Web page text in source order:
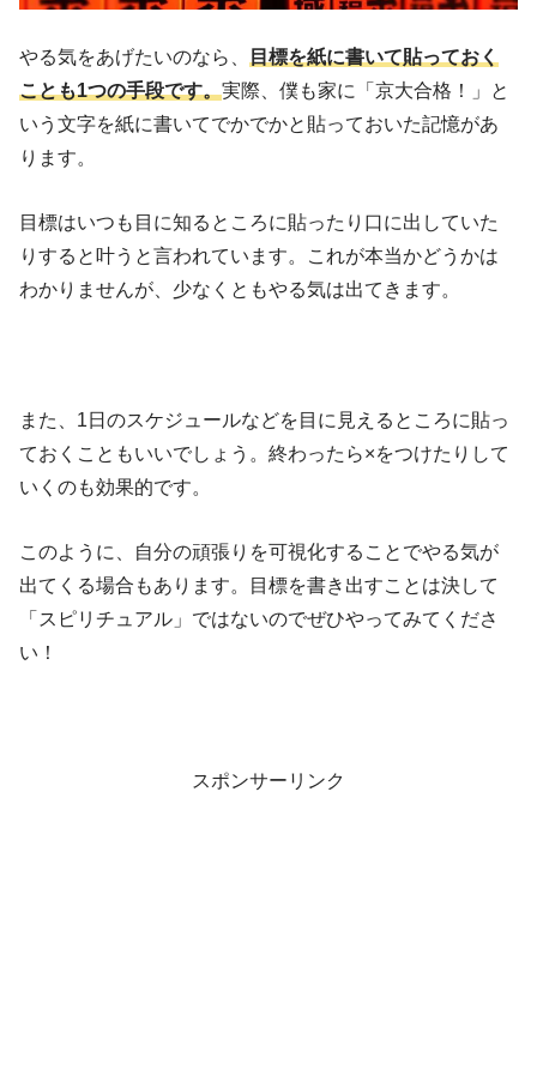
やる気をあげたいのなら、 目標を紙に書いて貼っておく
ことも1つの手段です。実際、僕も家に「京大合格！」と
いう文字を紙に書いてでかでかと貼っておいた記憶があ
ります。
目標はいつも目に知るところに貼ったり口に出していた
りすると叶うと言われています。これが本当かどうかは
わかりませんが、少なくともやる気は出てきます。
また、1日のスケジュールなどを目に見えるところに貼っ
ておくこともいいでしょう。終わったら×をつけたりして
いくのも効果的です。
このように、自分の頑張りを可視化することでやる気が
出てくる場合もあります。目標を書き出すことは決して
「スピリチュアル」ではないのでぜひやってみてくださ
い！
スポンサーリンク